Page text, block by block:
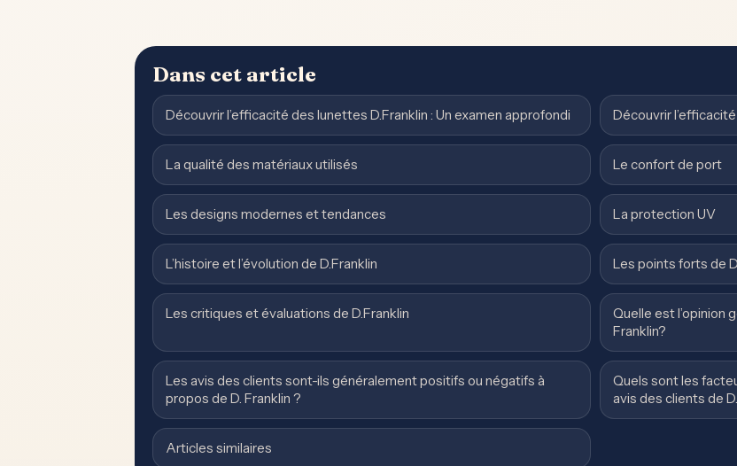
Dans cet article
Découvrir l’efficacité des lunettes D.Franklin : Un examen approfondi Découvrir
La qualité des matériaux utilisés Le confort de port
Les designs modernes et tendances La protection UV
L’histoire et l’évolution de D.Franklin Les points forts de
Les critiques et évaluations de D.Franklin
Quelle est l’opinion
Franklin?
Les avis des clients sont-ils généralement positifs ou négatifs à
propos de D. Franklin ?
Quels sont les
avis des clients de
Articles similaires